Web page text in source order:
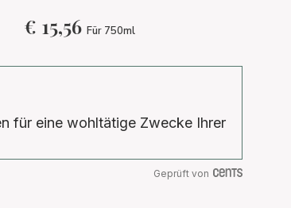
€ 15,56 Für 750ml
für eine wohltätige Zwecke Ihrer
Geprüft von